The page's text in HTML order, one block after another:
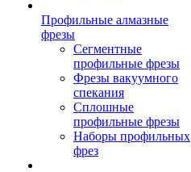
Профильные алмазные
фрезы
Сегментные
профильные фрезы
Фрезы вакуумного
спекания
Сплошные
профильные фрезы
Наборы профильных
фрез